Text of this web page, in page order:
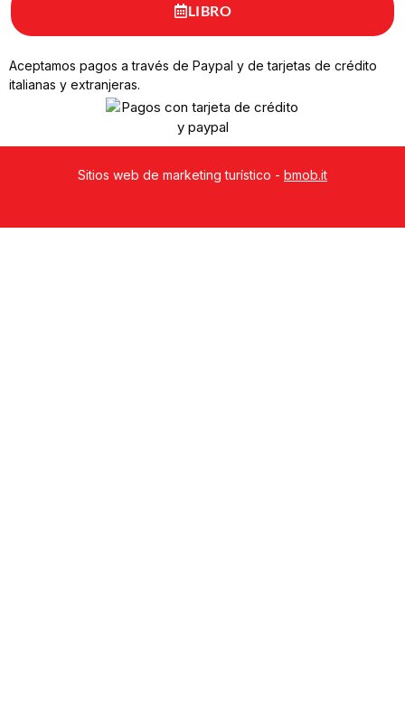
LIBRO
Aceptamos pagos a través de Paypal y de tarjetas de crédito
italianas y extranjeras.
Sitios web de marketing turístico - bmob.it